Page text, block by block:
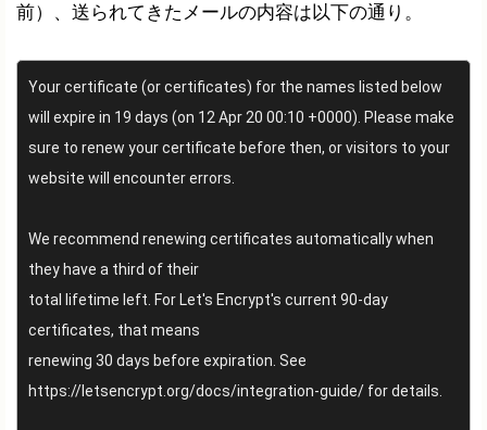
前）、送られてきたメールの内容は以下の通り。
Your certificate (or certificates) for the names listed below
will expire in 19 days (on 12 Apr 20 00:10 +0000). Please make
sure to renew your certificate before then, or visitors to your
website will encounter errors.
We recommend renewing certificates automatically when
they have a third of their
total lifetime left. For Let's Encrypt's current 90-day
certificates, that means
renewing 30 days before expiration. See
https://letsencrypt.org/docs/integration-guide/ for details.